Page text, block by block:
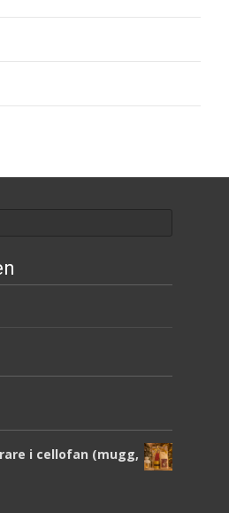
i cellofan (mugg,